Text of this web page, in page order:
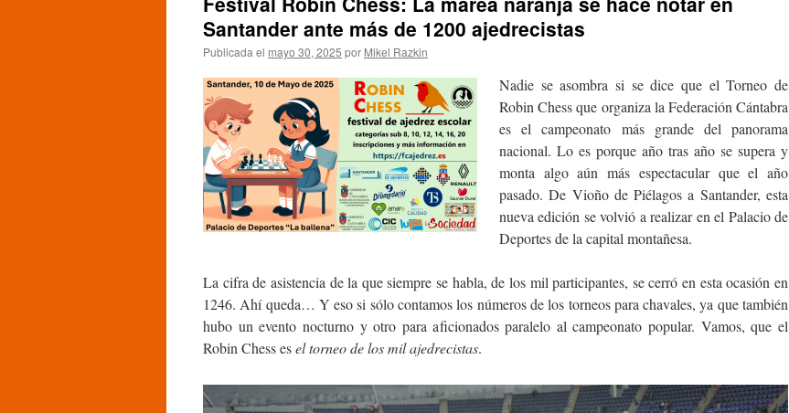
Santander ante más de 1200 ajedrecistas
Publicada el mayo 30, 2025 por Mikel Razkin
Nadie se asombra si se dice que el Torneo de
Robin Chess que organiza la Federación Cántabra
es el campeonato más grande del panorama
nacional. Lo es porque año tras año se supera y
monta algo aún más espectacular que el año
pasado. De Vioño de Piélagos a Santander, esta
nueva edición se volvió a realizar en el Palacio de
Deportes de la capital montañesa.
La cifra de asistencia de la que siempre se habla, de los mil participantes, se cerró en esta ocasión en
1246. Ahí queda… Y eso si sólo contamos los números de los torneos para chavales, ya que también
hubo un evento nocturno y otro para aficionados paralelo al campeonato popular. Vamos, que el
Robin Chess esel torneo de los mil ajedrecistas.